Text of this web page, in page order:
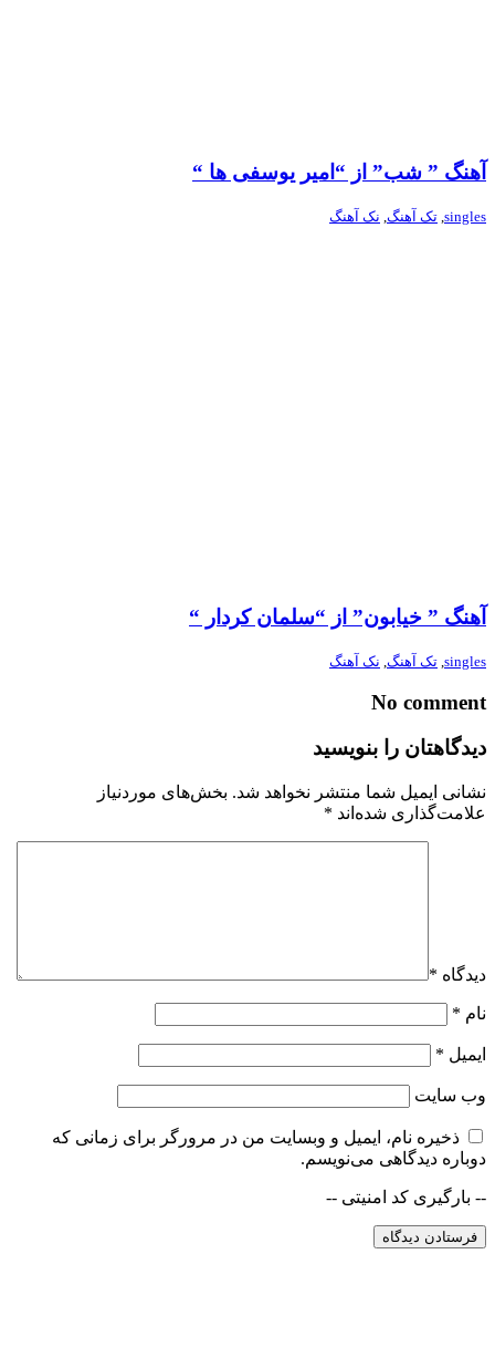
آهنگ ” شب” از “امیر یوسفی ها “
singles
, تک آهنگ, نک آهنگ
آهنگ ” خیابون” از “سلمان کردار “
singles تک آهنگ نک آهنگ
No comment
دیدگاهتان را بنویسید
نشانی ایمیل شما منتشر نخواهد شد. بخش‌های موردنیاز
علامت‌گذاری شده‌اند *
دیدگاه *
نام *
ایمیل *
وب‌ سایت
ذخیره نام، ایمیل و وبسایت من در مرورگر برای زمانی که
دوباره دیدگاهی می‌نویسم.
-- بارگیری کد امنیتی --